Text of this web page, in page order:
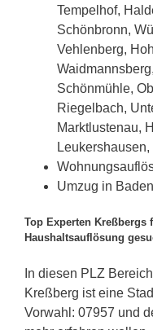
Tempelhof,
Schönbronn,
Vehlenberg,
Schönmühle,
Riegelbach,
Marktlustenau,
Umzug in
Top Experten
Haushaltsauflösung
In diesen PLZ
Kreßberg ist eine
Vorwahl: 07957 und